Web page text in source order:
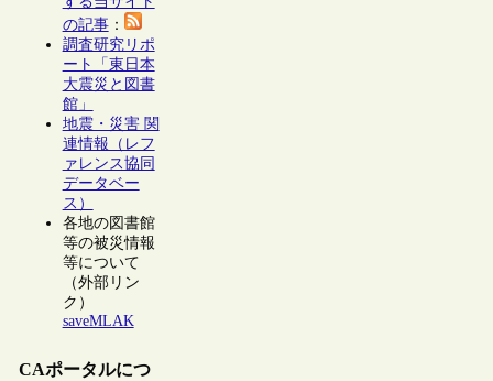
の記事：
調査研究リポ
ート「東日本
大震災と図書
館」
地震・災害 関
連情報（レフ
ァレンス協同
データベー
ス）
各地の図書館
等の被災情報
等について
（外部リン
ク）
saveMLAK
CAポータルにつ